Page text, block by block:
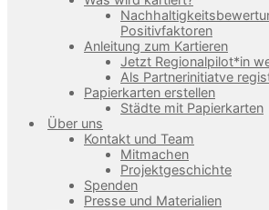
Positivfaktoren
Anleitung zum Kartieren
Jetzt Regionalpilot*in
Als Partnerinitiatve
Papierkarten erstellen
Städte mit Papierkarten
Über uns
Kontakt und Team
Mitmachen
Projektgeschichte
Spenden
Presse und Materialien